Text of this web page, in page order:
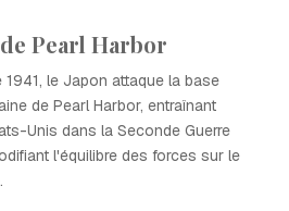
Pearl Harbor
1941, le Japon attaque la base
de Pearl Harbor, entraînant
Unis dans la Seconde Guerre
l'équilibre des forces sur le